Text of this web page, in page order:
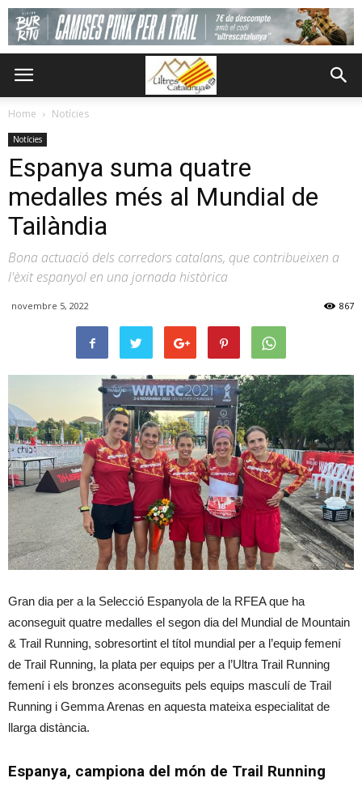
Home Notícies
Notícies
Espanya suma quatre
medalles més al Mundial de
Tailàndia
Bona actuació dels corredors catalans, que contribueixen a
l'èxit espanyol en una jornada històrica
novembre 5, 2022 867
Gran dia per a la Selecció Espanyola de la RFEA que ha
aconseguit quatre medalles el segon dia del Mundial de Mountain
& Trail Running, sobresortint el títol mundial per a l’equip femení
de Trail Running, la plata per equips per a l’Ultra Trail Running
femení i els bronzes aconseguits pels equips masculí de Trail
Running i Gemma Arenas en aquesta mateixa especialitat de
llarga distància.
Espanya, campiona del món de Trail Running